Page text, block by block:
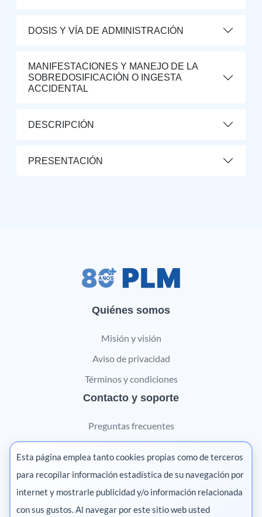
DOSIS Y VÍA DE ADMINISTRACIÓN
MANIFESTACIONES Y MANEJO DE LA
SOBREDOSIFICACIÓN O INGESTA
ACCIDENTAL
DESCRIPCIÓN
PRESENTACIÓN
Quiénes somos
Misión y visión
Aviso de privacidad
Términos y condiciones
Contacto y soporte
Preguntas frecuentes
Contáctanos
Marketing digital
Pharma
Esta página emplea tanto cookies propias como de terceros
para recopilar información estadística de su navegación por
internet y mostrarle publicidad y/o información relacionada
con sus gustos. Al navegar por este sitio web usted